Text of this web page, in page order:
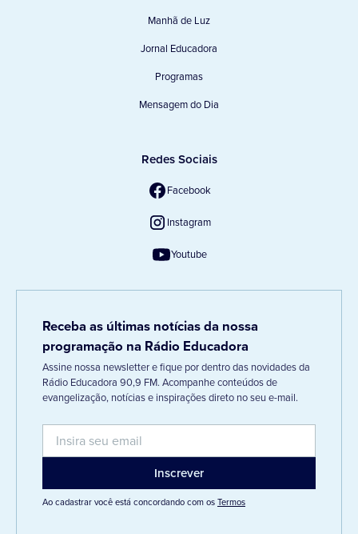
Manhã de Luz
Jornal Educadora
Programas
Mensagem do Dia
Redes Sociais
Facebook
Instagram
Youtube
Receba as últimas notícias da nossa
programação na Rádio Educadora
Assine nossa newsletter e fique por dentro das novidades da
Rádio Educadora 90,9 FM. Acompanhe conteúdos de
evangelização, notícias e inspirações direto no seu e-mail.
Ao cadastrar você está concordando com osTermos